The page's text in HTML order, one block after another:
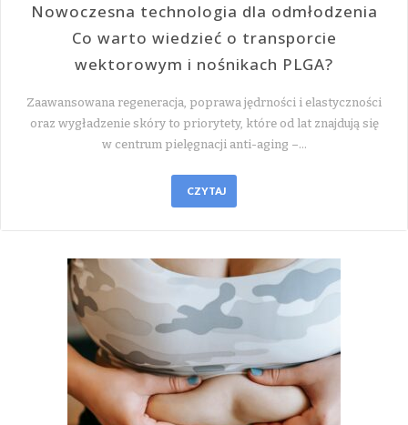
Nowoczesna technologia dla odmłodzenia
Co warto wiedzieć o transporcie
wektorowym i nośnikach PLGA?
Zaawansowana regeneracja, poprawa jędrności i elastyczności
oraz wygładzenie skóry to priorytety, które od lat znajdują się
w centrum pielęgnacji anti-aging –…
CZYTAJ